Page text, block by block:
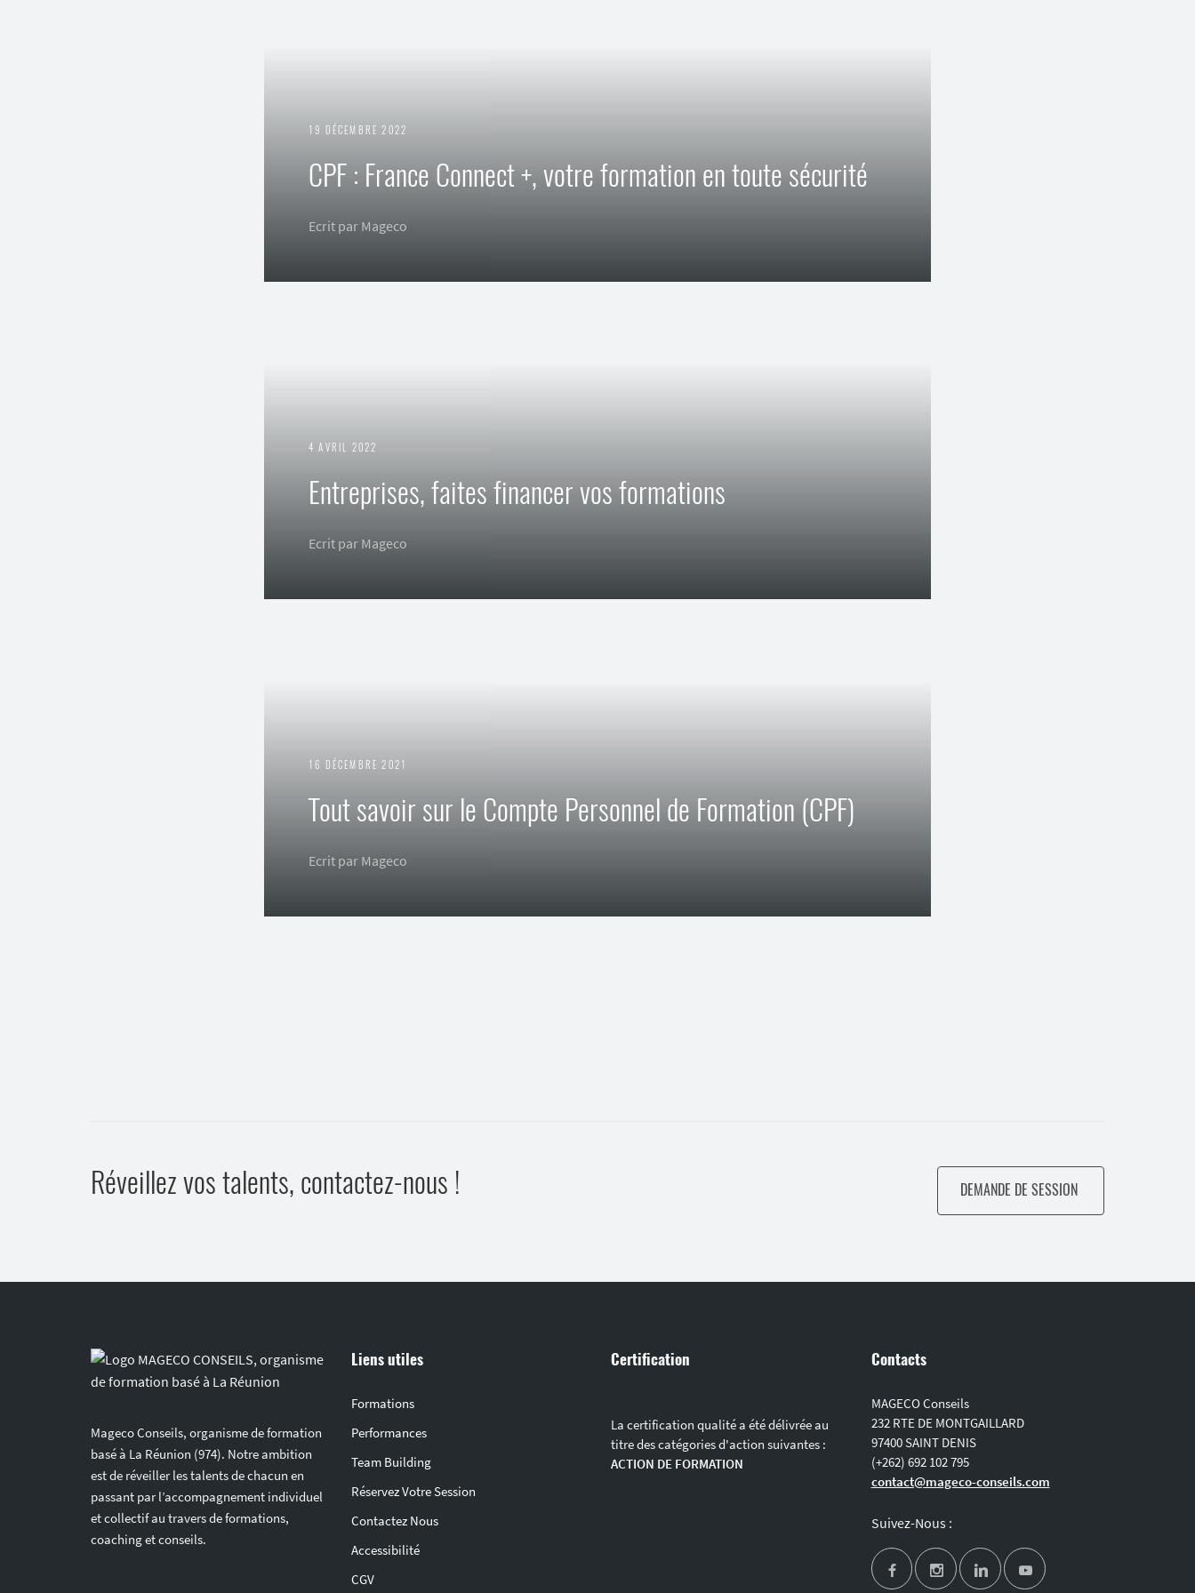
19 DÉCEMBRE 2022
CPF : France Connect +, votre formation en toute sécurité
Ecrit par Mageco
4 AVRIL 2022
Entreprises, faites financer vos formations
Ecrit par Mageco
16 DÉCEMBRE 2021
Tout savoir sur le Compte Personnel de Formation (CPF)
Ecrit par Mageco
Réveillez vos talents, contactez-nous ! DEMANDE DE SESSION
Mageco Conseils, organisme de formation
basé à La Réunion (974). Notre ambition
est de réveiller les talents de chacun en
passant par l’accompagnement individuel
et collectif au travers de formations,
coaching et conseils.
Liens utiles
Formations
Performances
Team Building
Réservez Votre Session
Contactez Nous
Accessibilité
CGV
Certification
La certification qualité a été délivrée au
titre des catégories d'action suivantes :
ACTION DE FORMATION
Contacts
MAGECO Conseils
232 RTE DE MONTGAILLARD
97400 SAINT DENIS
(+262) 692 102 795
contact@mageco-conseils.com
Suivez-Nous :